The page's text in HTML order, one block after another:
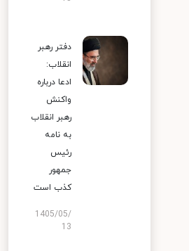
دفتر رهبر
انقلاب:
ادعا درباره
واکنش
رهبر انقلاب
به نامه
رئیس
جمهور
کذب است
1405/05/
13